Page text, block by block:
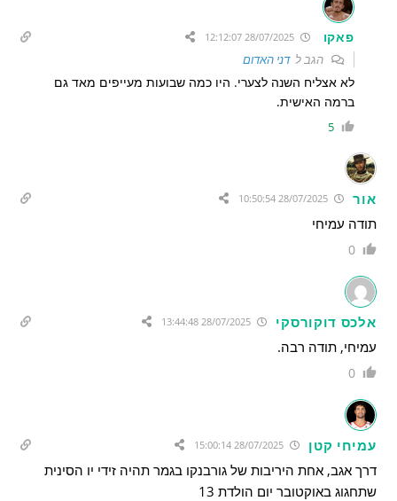
פאקו 28/07/2025 12:12:07
הגב לדני האדום
לא אצליח השנה לצערי. היו כמה שבועות מעייפים מאד גם
ברמה האישית.
5
אור
תודה עמיחי
0
אלכס דוקורסקי
עמיחי, תודה רבה.
0
עמיחי קטן
דרך אגב, אחת היריבות של גורבנקו בגמר תהיה זידי יו הסינית
שתחגוג באוקטובר יום הולדת 13